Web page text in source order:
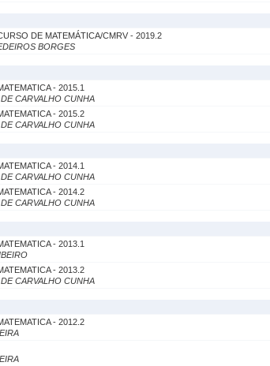
DE MATEMÁTICA/CMRV - 2019.2
BORGES
- 2015.1
CARVALHO CUNHA
- 2015.2
CARVALHO CUNHA
- 2014.1
CARVALHO CUNHA
- 2014.2
CARVALHO CUNHA
- 2013.1
- 2013.2
CARVALHO CUNHA
- 2012.2